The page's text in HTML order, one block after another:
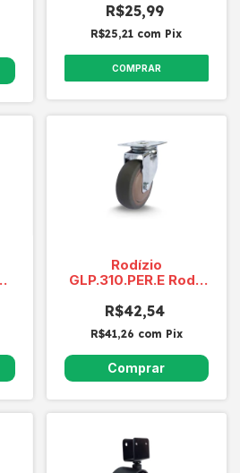
MCGAP 300 Cap. 50
Kg
R$25,99
R$25,21 com Pix
COMPRAR
Rodízio
GLP.310.PER.E Roda
Moderna
R$42,54
R$41,26 com Pix